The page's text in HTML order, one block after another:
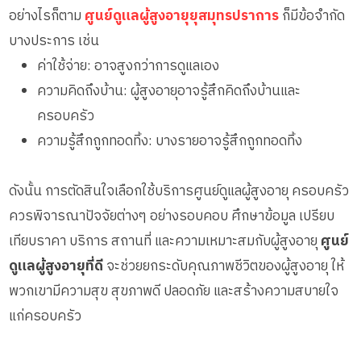
อย่างไรก็ตาม ศูนย์ดูแลผู้สูงอายุยุสมุทรปราการก็มีข้อจำกัด
บางประการ เช่น
ค่าใช้จ่าย: อาจสูงกว่าการดูแลเอง
ความคิดถึงบ้าน: ผู้สูงอายุอาจรู้สึกคิดถึงบ้านและ
ครอบครัว
ความรู้สึกถูกทอดทิ้ง: บางรายอาจรู้สึกถูกทอดทิ้ง
ดังนั้น การตัดสินใจเลือกใช้บริการศูนย์ดูแลผู้สูงอายุ ครอบครัว
ควรพิจารณาปัจจัยต่างๆ อย่างรอบคอบ ศึกษาข้อมูล เปรียบ
เทียบราคา บริการ สถานที่ และความเหมาะสมกับผู้สูงอายุ ศูนย์
ดูแลผู้สูงอายุที่ดีจะช่วยยกระดับคุณภาพชีวิตของผู้สูงอายุ ให้
พวกเขามีความสุข สุขภาพดี ปลอดภัย และสร้างความสบายใจ
แก่ครอบครัว